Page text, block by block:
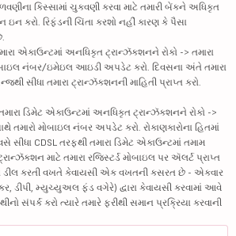
કિસ્સામાં ચુકવણી કરવા માટે તમારી બેંકને અધિકૃત
ઇન કરો. રિફંડની ચિંતા કરશો નહીં કારણ કે પૈસા
એકાઉન્ટમાં અનધિકૃત ટ્રાન્ઝૅક્શનને રોકો -> તમારા
નંબર/ઇમેઇલ આઇડી અપડેટ કરો. દિવસના અંતે તમારા
સીધા તમારા ટ્રાન્ઝૅક્શનની માહિતી પ્રાપ્ત કરો.
ડિમેટ એકાઉન્ટમાં અનધિકૃત ટ્રાન્ઝૅક્શનને રોકો ->
તમારો મોબાઇલ નંબર અપડેટ કરો. રોકાણકારોના હિતમાં
સીધા CDSL તરફથી તમારા ડિમેટ એકાઉન્ટમાં તમામ
માટે તમારા રજિસ્ટર્ડ મોબાઇલ પર ઍલર્ટ પ્રાપ્ત
ડીલ કરતી વખતે કેવાયસી એક વખતની કસરત છે - એકવાર
ડીપી, મ્યુચ્યુઅલ ફંડ વગેરે) દ્વારા કેવાયસી કરવામાં આવે
સંપર્ક કરો ત્યારે તમારે ફરીથી સમાન પ્રક્રિયા કરવાની